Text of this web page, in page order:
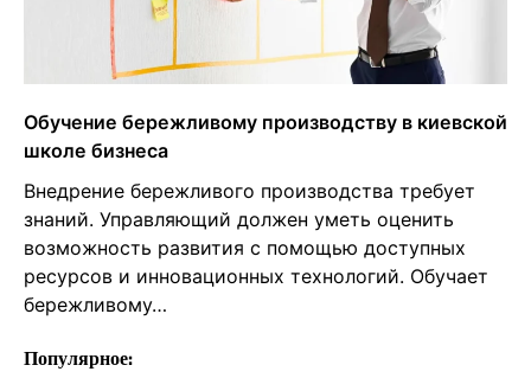
Обучение бережливому производству в киевской
школе бизнеса
Внедрение бережливого производства требует
знаний. Управляющий должен уметь оценить
возможность развития с помощью доступных
ресурсов и инновационных технологий. Обучает
бережливому…
Популярное: